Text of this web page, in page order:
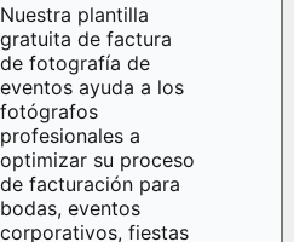
Nuestra plantilla
gratuita de factura
de fotografía de
eventos ayuda a los
fotógrafos
profesionales a
optimizar su proceso
de facturación para
bodas, eventos
corporativos, fiestas